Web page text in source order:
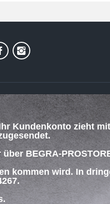
Kundenkonto zieht
BEGRA-
kommen wird. In